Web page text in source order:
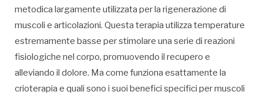
metodica largamente utilizzata per la rigenerazione di
muscoli e articolazioni. Questa terapia utilizza temperature
estremamente basse per stimolare una serie di reazioni
fisiologiche nel corpo, promuovendo il recupero e
alleviando il dolore. Ma come funziona esattamente la
crioterapia e quali sono i suoi benefici specifici per muscoli